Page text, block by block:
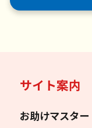
サイト案内
お助けマスター